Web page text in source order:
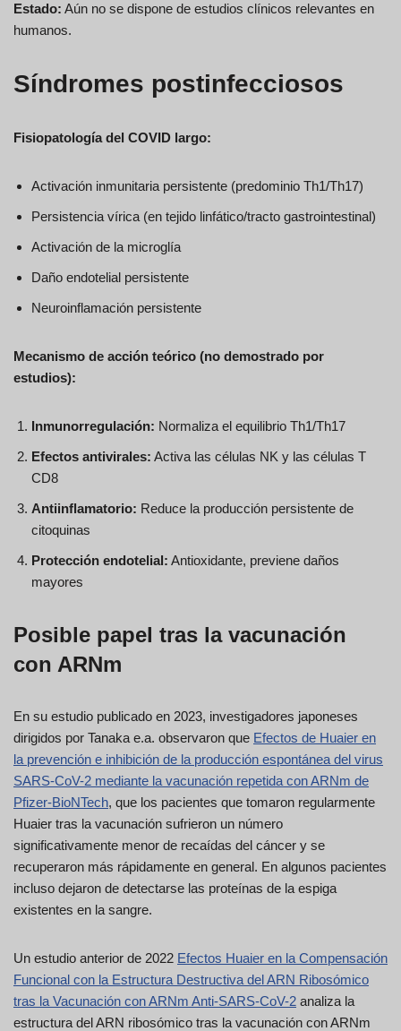
Estado: Aún no se dispone de estudios clínicos relevantes en
humanos.
Síndromes postinfecciosos
Fisiopatología del COVID largo:
Activación inmunitaria persistente (predominio Th1/Th17)
Persistencia vírica (en tejido linfático/tracto gastrointestinal)
Activación de la microglía
Daño endotelial persistente
Neuroinflamación persistente
Mecanismo de acción teórico (no demostrado por
estudios):
Inmunorregulación: Normaliza el equilibrio Th1/Th17
Efectos antivirales: Activa las células NK y las células T
CD8
Antiinflamatorio: Reduce la producción persistente de
citoquinas
Protección endotelial: Antioxidante, previene daños
mayores
Posible papel tras la vacunación
con ARNm
En su estudio publicado en 2023, investigadores japoneses
dirigidos por Tanaka e.a. observaron que Efectos de Huaier en
la prevención e inhibición de la producción espontánea del virus
SARS-CoV-2 mediante la vacunación repetida con ARNm de
Pfizer-BioNTech, que los pacientes que tomaron regularmente
Huaier tras la vacunación sufrieron un número
significativamente menor de recaídas del cáncer y se
recuperaron más rápidamente en general. En algunos pacientes
incluso dejaron de detectarse las proteínas de la espiga
existentes en la sangre.
Un estudio anterior de 2022 Efectos Huaier en la Compensación
Funcional con la Estructura Destructiva del ARN Ribosómico
tras la Vacunación con ARNm Anti-SARS-CoV-2 analiza la
estructura del ARN ribosómico tras la vacunación con ARNm